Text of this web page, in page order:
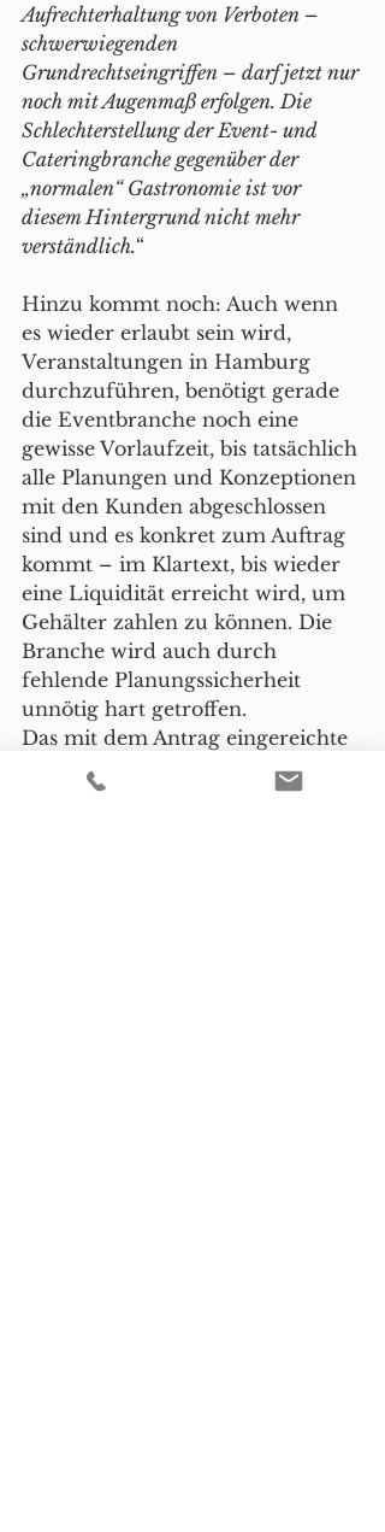
Aufrechterhaltung von Verboten –
schwerwiegenden
Grundrechtseingriffen – darf jetzt nur
noch mit Augenmaß erfolgen. Die
Schlechterstellung der Event- und
Cateringbranche gegenüber der
„normalen“ Gastronomie ist vor
diesem Hintergrund nicht mehr
verständlich.“
Hinzu kommt noch: Auch wenn
es wieder erlaubt sein wird,
Veranstaltungen in Hamburg
durchzuführen, benötigt gerade
die Eventbranche noch eine
gewisse Vorlaufzeit, bis tatsächlich
alle Planungen und Konzeptionen
mit den Kunden abgeschlossen
sind und es konkret zum Auftrag
kommt – im Klartext, bis wieder
eine Liquidität erreicht wird, um
Gehälter zahlen zu können. Die
Branche wird auch durch
fehlende Planungssicherheit
unnötig hart getroffen.
Das mit dem Antrag eingereichte
Hygienekonzept zeigt
stellvertretend für die Branche